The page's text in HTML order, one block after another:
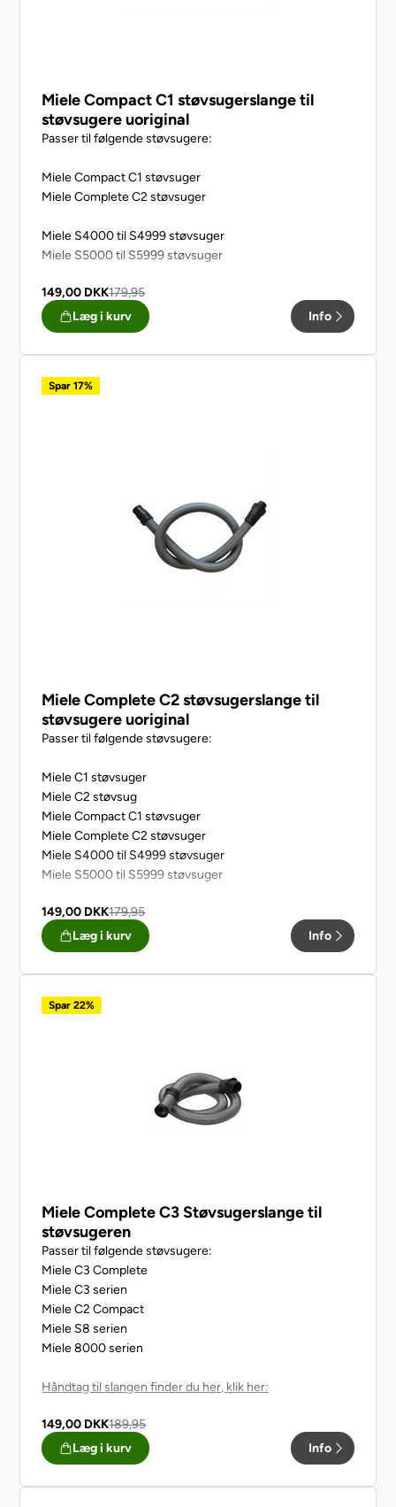
Miele Compact C1 støvsugerslange til
støvsugere uoriginal
Passer til følgende støvsugere:
Miele Compact C1 støvsuger
Miele Complete C2 støvsuger
Miele S4000 til S4999 støvsuger
Miele S5000 til S5999 støvsuger
149,00 DKK179,95
Læg i kurv
Info
Spar 17%
Miele Complete C2 støvsugerslange til
støvsugere uoriginal
Passer til følgende støvsugere:
Miele C1 støvsuger
Miele C2 støvsug
Miele Compact C1 støvsuger
Miele Complete C2 støvsuger
Miele S4000 til S4999 støvsuger
Miele S5000 til S5999 støvsuger
149,00 DKK179,95
Læg i kurv
Info
Spar 22%
Miele Complete C3 Støvsugerslange til
støvsugeren
Passer til følgende støvsugere:
Miele C3 Complete
Miele C3 serien
Miele C2 Compact
Miele S8 serien
Miele 8000 serien
Håndtag til slangen finder du her, klik her:
149,00 DKK189,95
Læg i kurv
Info